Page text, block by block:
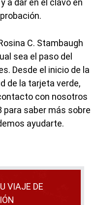
a dar en el clavo en
C. Stambaugh
sea el paso del
Desde el inicio de la
de la tarjeta verde,
con nosotros
para saber más sobre
ayudarte.
VIAJE DE